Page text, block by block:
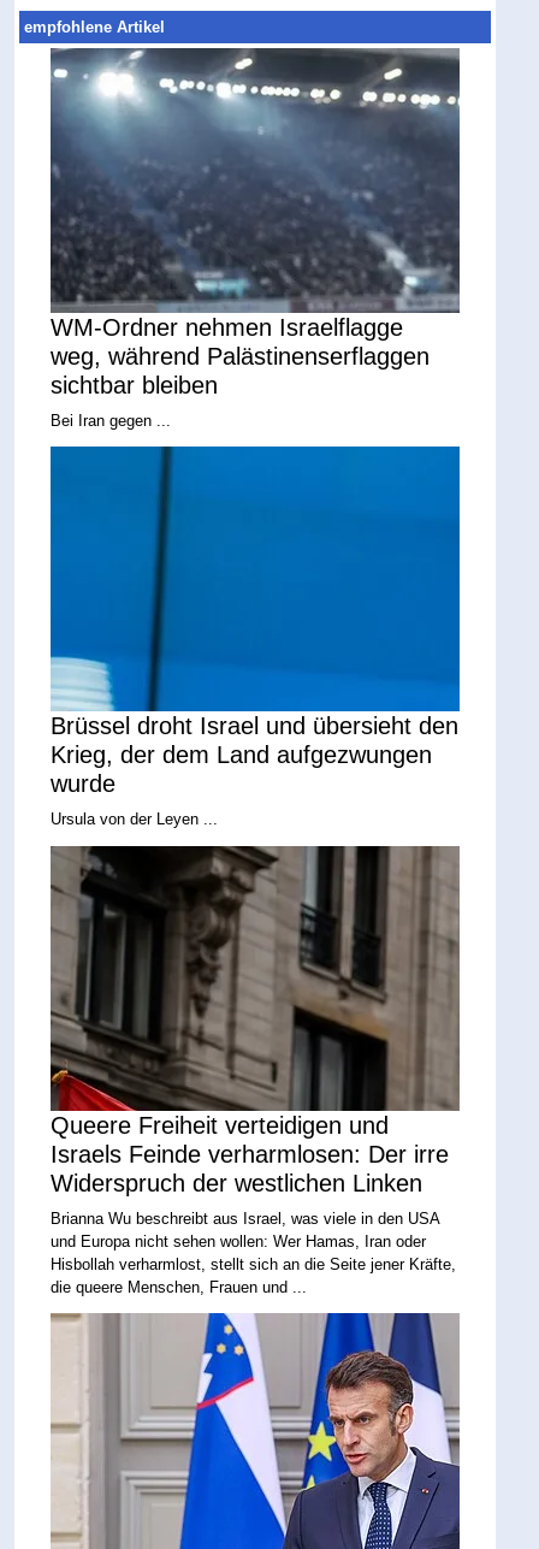
empfohlene Artikel
WM-Ordner nehmen Israelflagge
weg, während Palästinenserflaggen
sichtbar bleiben
Bei Iran gegen ...
Brüssel droht Israel und übersieht den
Krieg, der dem Land aufgezwungen
wurde
Ursula von der Leyen ...
Queere Freiheit verteidigen und
Israels Feinde verharmlosen: Der irre
Widerspruch der westlichen Linken
Brianna Wu beschreibt aus Israel, was viele in den USA
und Europa nicht sehen wollen: Wer Hamas, Iran oder
Hisbollah verharmlost, stellt sich an die Seite jener Kräfte,
die queere Menschen, Frauen und ...